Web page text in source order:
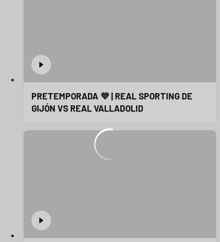
PRETEMPORADA 💜 | REAL SPORTING DE
GIJÓN VS REAL VALLADOLID